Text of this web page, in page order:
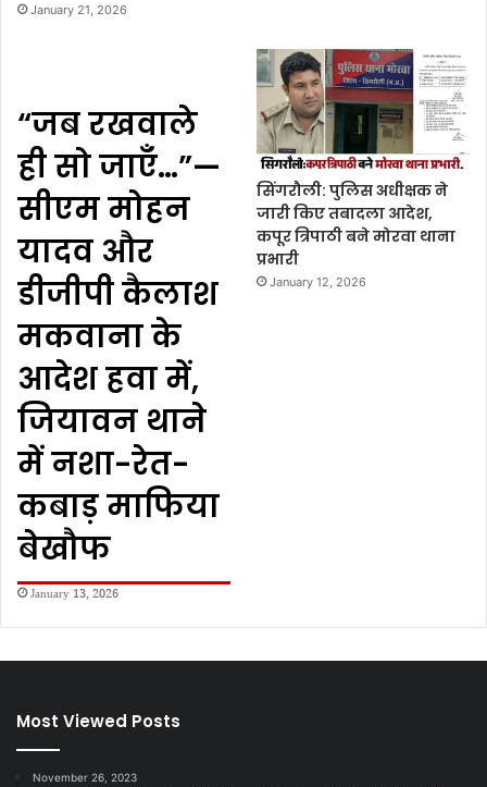
January 21, 2026
“जब रखवाले
ही सो जाएँ…”—
सीएम मोहन
यादव और
डीजीपी कैलाश
मकवाना के
आदेश हवा में,
जियावन थाने
में नशा-रेत-
कबाड़ माफिया
बेखौफ
January 13, 2026
सिंगरौली: पुलिस अधीक्षक ने
जारी किए तबादला आदेश,
कपूर त्रिपाठी बने मोरवा थाना
प्रभारी
January 12, 2026
Most Viewed Posts
November 26, 2023